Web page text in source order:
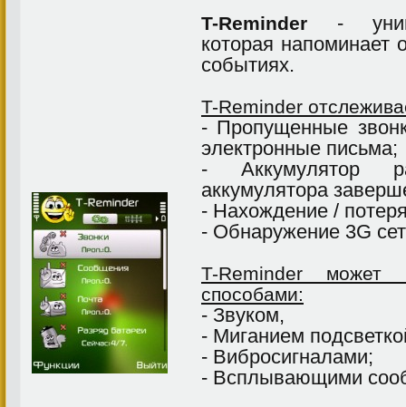
T-Reminder -
которая напоминает
событиях.
T-Reminder
- Пропущенные
электронные письма;
- Аккумулятор
аккумулятора
- Нахождение /
- Обнаружение 3G
T-Reminder может
способами:
- Звуком,
- Миганием
- Вибросигналами;
- Всплывающими